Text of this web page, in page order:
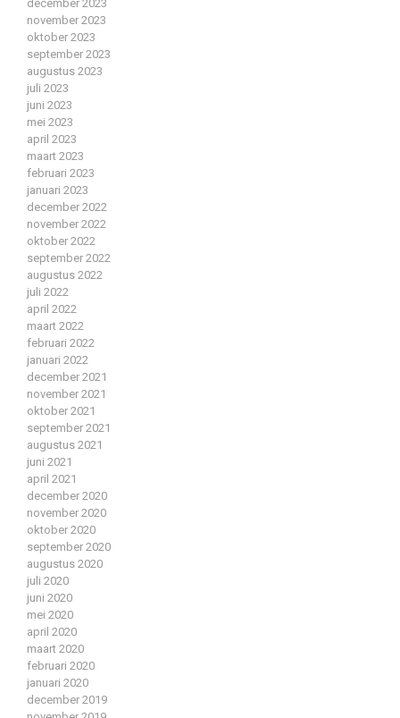
december 2023
november 2023
oktober 2023
september 2023
augustus 2023
juli 2023
juni 2023
mei 2023
april 2023
maart 2023
februari 2023
januari 2023
december 2022
november 2022
oktober 2022
september 2022
augustus 2022
juli 2022
april 2022
maart 2022
februari 2022
januari 2022
december 2021
november 2021
oktober 2021
september 2021
augustus 2021
juni 2021
april 2021
december 2020
november 2020
oktober 2020
september 2020
augustus 2020
juli 2020
juni 2020
mei 2020
april 2020
maart 2020
februari 2020
januari 2020
december 2019